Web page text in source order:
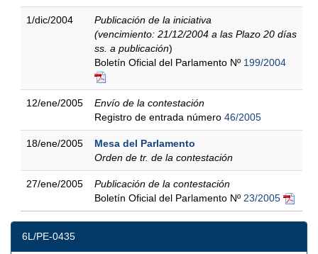
1/dic/2004
Publicación de la iniciativa
(vencimiento: 21/12/2004 a las Plazo 20 días
ss. a publicación)
Boletín Oficial del Parlamento Nº 199/2004
12/ene/2005
Envío de la contestación
Registro de entrada número 46/2005
18/ene/2005
Mesa del Parlamento
Orden de tr. de la contestación
27/ene/2005
Publicación de la contestación
Boletín Oficial del Parlamento Nº 23/2005
6L/PE-0435